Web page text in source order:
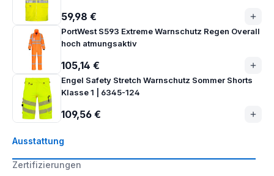
Ausstattung
Zertifizierungen
59,98 €
PortWest S593 Extreme Warnschutz Regen Overall
hoch atmungsaktiv
105,14 €
Engel Safety Stretch Warnschutz Sommer Shorts
Klasse 1 | 6345-124
109,56 €